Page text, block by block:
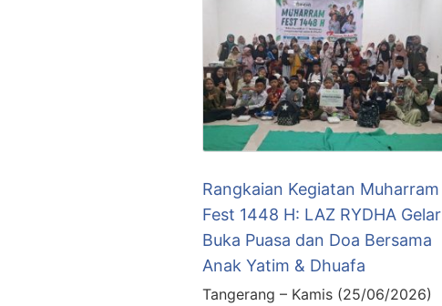
Rangkaian Kegiatan Muharram
Fest 1448 H: LAZ RYDHA Gelar
Buka Puasa dan Doa Bersama
Anak Yatim & Dhuafa
Tangerang – Kamis (25/06/2026)